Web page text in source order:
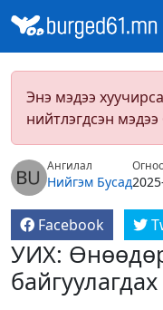
Энэ мэдээ
нийтлэгдсэн
Ангилал
Нийгэм Бусад
Facebook
УИХ: